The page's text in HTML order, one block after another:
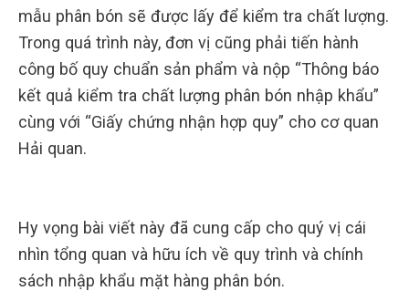
mẫu phân bón sẽ được lấy để kiểm tra chất lượng.
Trong quá trình này, đơn vị cũng phải tiến hành
công bố quy chuẩn sản phẩm và nộp “Thông báo
kết quả kiểm tra chất lượng phân bón nhập khẩu”
cùng với “Giấy chứng nhận hợp quy” cho cơ quan
Hải quan.
Hy vọng bài viết này đã cung cấp cho quý vị cái
nhìn tổng quan và hữu ích về quy trình và chính
sách nhập khẩu mặt hàng phân bón.